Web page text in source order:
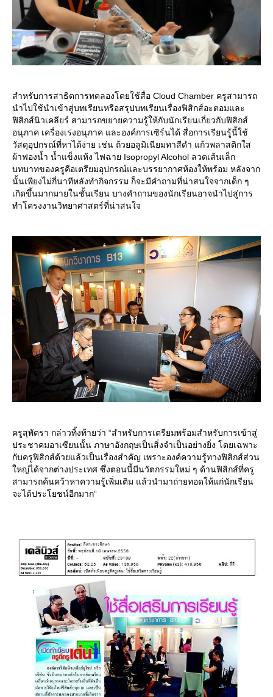
สำหรับการสาธิตการทดลองโดยใช้สื่อ Cloud Chamber ครูสามารถ
นำไปใช้นำเข้าสู่บทเรียนหรือสรุปบทเรียนเรื่องฟิสิกส์อะตอมและ
ฟิสิกส์นิวเคลียร์ สามารถขยายความรู้ให้กับนักเรียนเกี่ยวกับฟิสิกส์
อนุภาค เครื่องเร่งอนุภาค และองค์การเซิร์นได้ สื่อการเรียนรู้นี้ใช้
วัสดุอุปกรณ์ที่หาได้ง่าย เช่น ถ้วยอลูมิเนียมทาสีดำ แก้วพลาสติกใส
ผ้าฟองน้ำ น้ำแข็งแห้ง ไฟฉาย Isopropyl Alcohol ลวดเส้นเล็ก
บทบาทของครูคือเตรียมอุปกรณ์และบรรยากาศห้องให้พร้อม หลังจาก
นั้นเพียงไม่กี่นาทีหลังทำกิจกรรม ก็จะมีคำถามที่น่าสนใจจากเด็ก ๆ
เกิดขึ้นมากมายในชั้นเรียน บางคำถามของนักเรียนอาจนำไปสู่การ
ทำโครงงานวิทยาศาสตร์ที่น่าสนใจ
ครูสุพัตรา กล่าวทิ้งท้ายว่า “สำหรับการเตรียมพร้อมสำหรับการเข้าสู่
ประชาคมอาเซียนนั้น ภาษาอังกฤษเป็นสิ่งจำเป็นอย่างยิ่ง โดยเฉพาะ
กับครูฟิสิกส์ด้วยแล้วเป็นเรื่องสำคัญ เพราะองค์ความรู้ทางฟิสิกส์ส่วน
หญ่ได้จากต่างประเทศ ซึ่งตอนนี้มีนวัตกรรมใหม่ ๆ ด้านฟิสิกส์ที่ครู
สามารถค้นคว้าหาความรู้เพิ่มเติม แล้วนำมาถ่ายทอดให้แก่นักเรียน
จะได้ประโยชน์อีกมาก”